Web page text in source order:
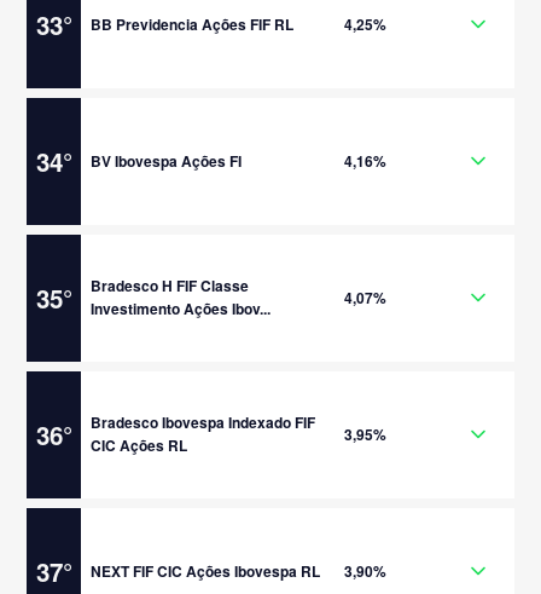
33° BB Previdencia Ações FIF RL 4,25%
34° BV Ibovespa Ações FI 4,16%
35°
Bradesco H FIF Classe
Investimento Ações Ibov...
4,07%
36°
Bradesco Ibovespa Indexado FIF
CIC Ações RL
3,95%
37° NEXT FIF CIC Ações Ibovespa RL 3,90%